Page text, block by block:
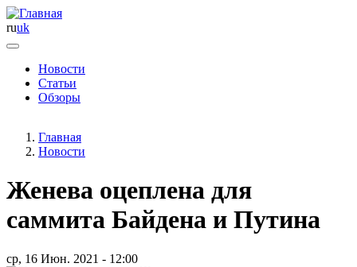
ruuk
Основная
навигация
Новости
Статьи
Обзоры
Главная
Новости
Женева оцеплена для
саммита Байдена и Путина
ср, 16 Июн. 2021 - 12:00